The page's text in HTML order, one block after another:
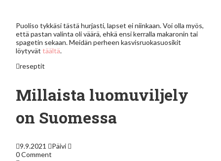
Puoliso tykkäsi tästä hurjasti, lapset ei niinkaan. Voi olla myös,
että pastan valinta oli väärä, ehkä ensi kerralla makaronin tai
spagetin sekaan. Meidän perheen kasvisruokasuosikit
löytyvättäältä.
reseptit
Millaista luomuviljely
on Suomessa
9.9.2021
Päivi
0 Comment